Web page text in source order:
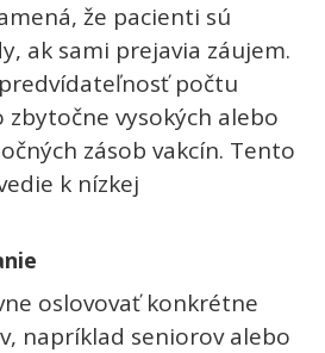
že pacienti sú
ak sami prejavia záujem.
počtu
zbytočne vysokých alebo
zásob vakcín. Tento
k nízkej
oslovovať konkrétne
napríklad seniorov alebo